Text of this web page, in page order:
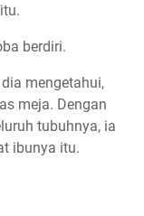
berdiri.
mengetahui,
meja. Dengan
tubuhnya, ia
ibunya itu.